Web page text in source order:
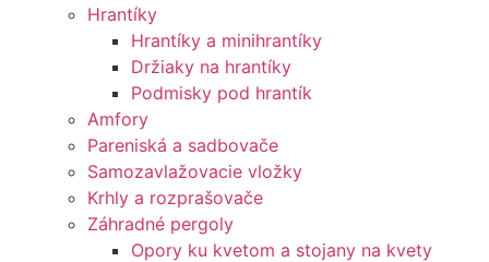
Hrantíky
Hrantíky a minihrantíky
Držiaky na hrantíky
Podmisky pod hrantík
Amfory
Pareniská a sadbovače
Samozavlažovacie vložky
Krhly a rozprašovače
Záhradné pergoly
Opory ku kvetom a stojany na kvety